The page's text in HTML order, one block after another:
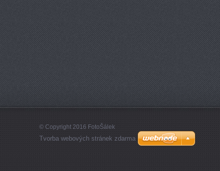
© Copyright 2016 FotoŠálek
Tvorba webových stránek zdarma